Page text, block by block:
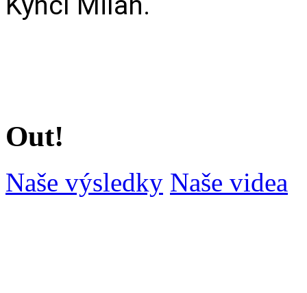
Out!
Naše výsledky Naše videa